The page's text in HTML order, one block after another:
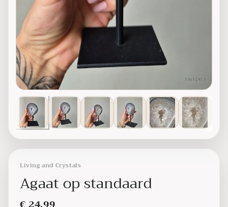
‹ swipe swipe ›
Living and Crystals
Agaat op standaard